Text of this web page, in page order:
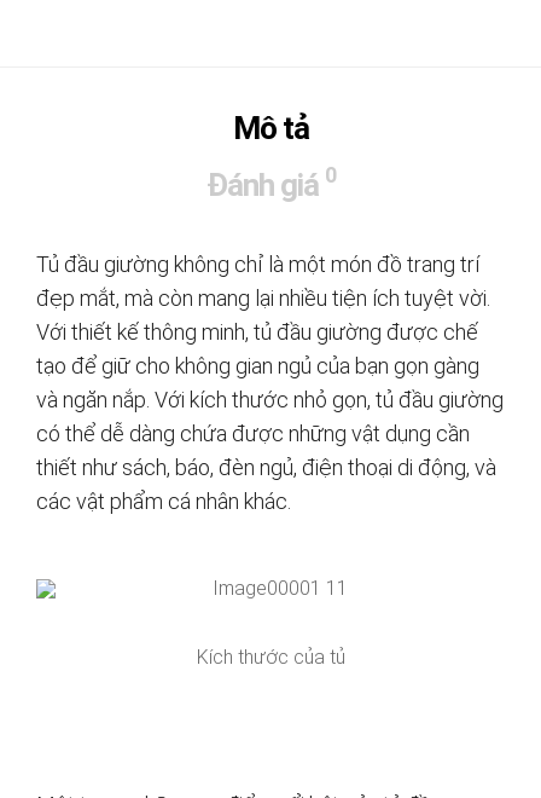
Mô tả
Đánh giá 0
Tủ đầu giường không chỉ là một món đồ trang trí
đẹp mắt, mà còn mang lại nhiều tiện ích tuyệt vời.
Với thiết kế thông minh, tủ đầu giường được chế
tạo để giữ cho không gian ngủ của bạn gọn gàng
và ngăn nắp. Với kích thước nhỏ gọn, tủ đầu giường
có thể dễ dàng chứa được những vật dụng cần
thiết như sách, báo, đèn ngủ, điện thoại di động, và
các vật phẩm cá nhân khác.
Kích thước của tủ